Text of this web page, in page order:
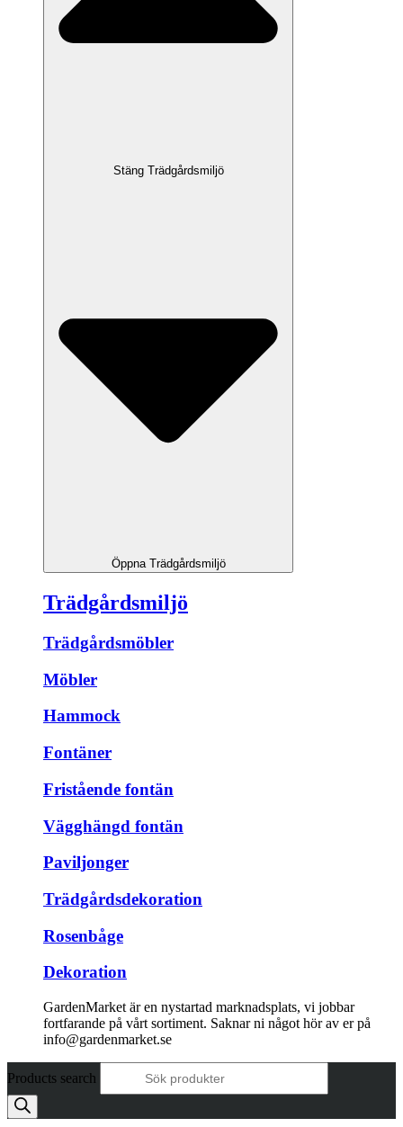
Stäng Trädgårdsmiljö
Öppna Trädgårdsmiljö
Trädgårdsmiljö
Trädgårdsmöbler
Möbler
Hammock
Fontäner
Fristående fontän
Vägghängd fontän
Paviljonger
Trädgårdsdekoration
Rosenbåge
Dekoration
GardenMarket är en nystartad marknadsplats, vi jobbar
fortfarande på vårt sortiment. Saknar ni något hör av er på
info@gardenmarket.se
Products search